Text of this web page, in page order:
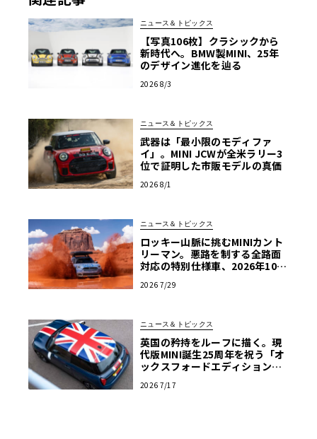
ニュース＆トピックス
【写真106枚】クラシックから
新時代へ。BMW製MINI、25年
のデザイン進化を辿る
2026 8/3
ニュース＆トピックス
武器は「最小限のモディファ
イ」。MINI JCWが全米ラリー3
位で証明した市販モデルの真価
2026 8/1
ニュース＆トピックス
ロッキー山脈に挑むMINIカント
リーマン。悪路を制する全路面
対応の特別仕様車、2026年10月
2026 7/29
ニュース＆トピックス
英国の矜持をルーフに描く。現
代版MINI誕生25周年を祝う「オ
ックスフォードエディション」
2026 7/17